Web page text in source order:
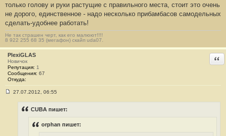
только голову и руки растущие с правильного места, стоит это очень
не дорого, единственное - надо несколько прибамбасов самодельных
сделать-удобнее работать!
Не так страшен черт, как его малюют!!!!
8 922 255 68 35 (мегафон) скайп uda07.
PlexiGLAS
Новичок
Репутация: 1
Сообщения: 67
Откуда:
27.07.2012, 06:55
CUBA пишет:
orphan пишет: